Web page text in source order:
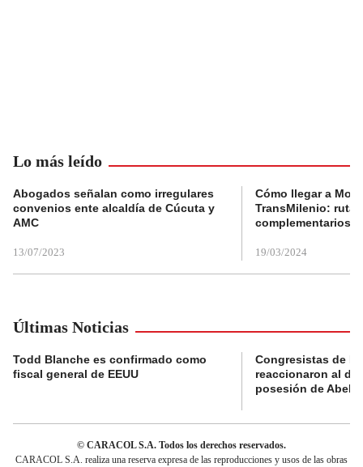
Lo más leído
Abogados señalan como irregulares
convenios ente alcaldía de Cúcuta y
AMC
13/07/2023
Cómo llegar a
TransMilenio:
complementarios
19/03/2024
Últimas Noticias
Todd Blanche es confirmado como
fiscal general de EEUU
Congresistas de
reaccionaron al
posesión de
© CARACOL S.A. Todos los derechos reservados.
CARACOL S.A. realiza una reserva expresa de las reproducciones y usos de las obras